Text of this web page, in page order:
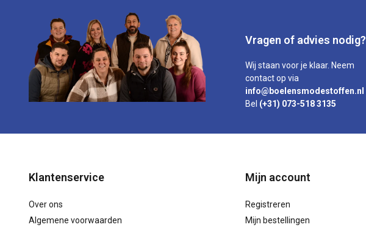
Vragen of advies nodig?
Wij staan voor je klaar. Neem
contact op via
info@boelensmodestoffen.nl
Bel (+31) 073-518 3135
Klantenservice
Over ons
Algemene voorwaarden
Mijn account
Registreren
Mijn bestellingen